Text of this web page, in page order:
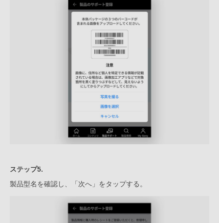
ステップ5.
製品型名を確認し、「次へ」をタップする。